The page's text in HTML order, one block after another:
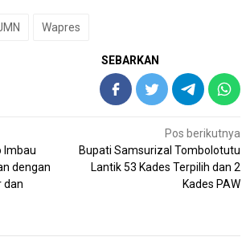
Wapres
SEBARKAN
Imbau
dengan
dan
Pos berikutnya
Bupati Samsurizal Tombolotutu
Lantik 53 Kades Terpilih dan 2
Kades PAW